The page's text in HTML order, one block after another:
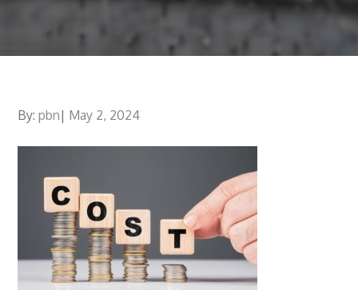
By:pbn
Posted
May 2, 2024